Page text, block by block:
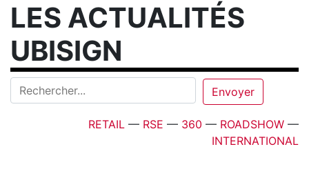
LES ACTUALITÉS
UBISIGN
RETAIL — RSE — 360 — ROADSHOW —
INTERNATIONAL